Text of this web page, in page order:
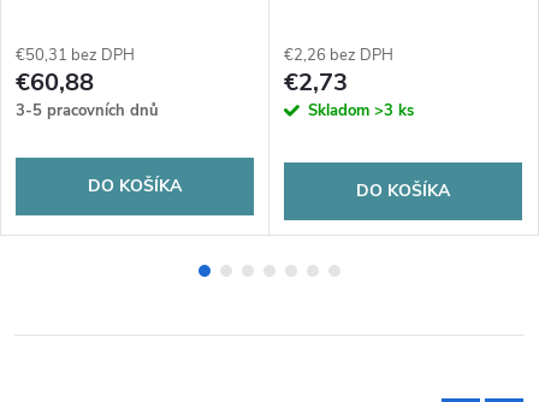
€50,31 bez DPH
€60,88
3-5 pracovních dnů
DO KOŠÍKA
€2,26 bez DPH
€2,73
Skladom >3 ks
DO KOŠÍKA